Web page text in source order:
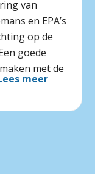
van
en EPA’s
op de
goede
met de
meer